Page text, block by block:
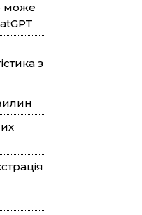
може
з